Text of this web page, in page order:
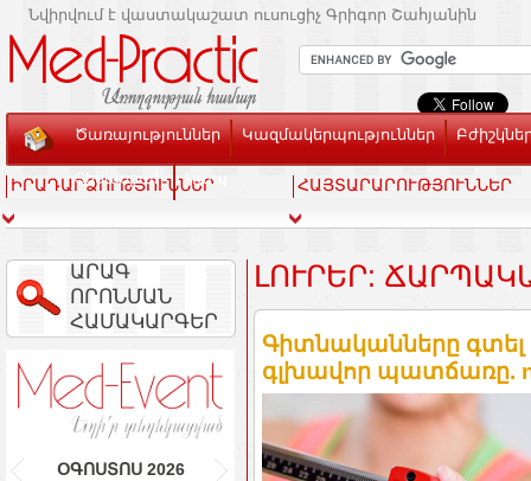
Նվիրվում է վաստակաշատ ուսուցիչ Գրիգոր Շահյանին
Ծառայություններ Կազմակերպություններ
Տեսասրահ Կապ
ԻՐԱԴԱՐՁՈՒԹՅՈՒՆՆԵՐ ՀԱՅՏԱՐԱՐՈՒԹՅՈՒՆՆԵՐ
ԱՐԱԳ
ՈՐՈՆՄԱՆ
ՀԱՄԱԿԱՐԳԵՐ
ՕԳՈՍՏՈՍ 2026
ԼՈՒՐԵՐ:
Գիտնականները գտել
գլխավոր պատճառը.